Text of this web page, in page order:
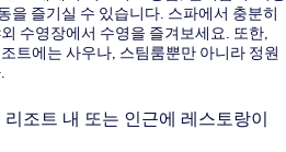
을 즐기실 수 있습니다. 스파에서 충분히
수영장에서 수영을 즐겨보세요. 또한,
트에는 사우나, 스팀룸뿐만 아니라 정원
조트 내 또는 인근에 레스토랑이